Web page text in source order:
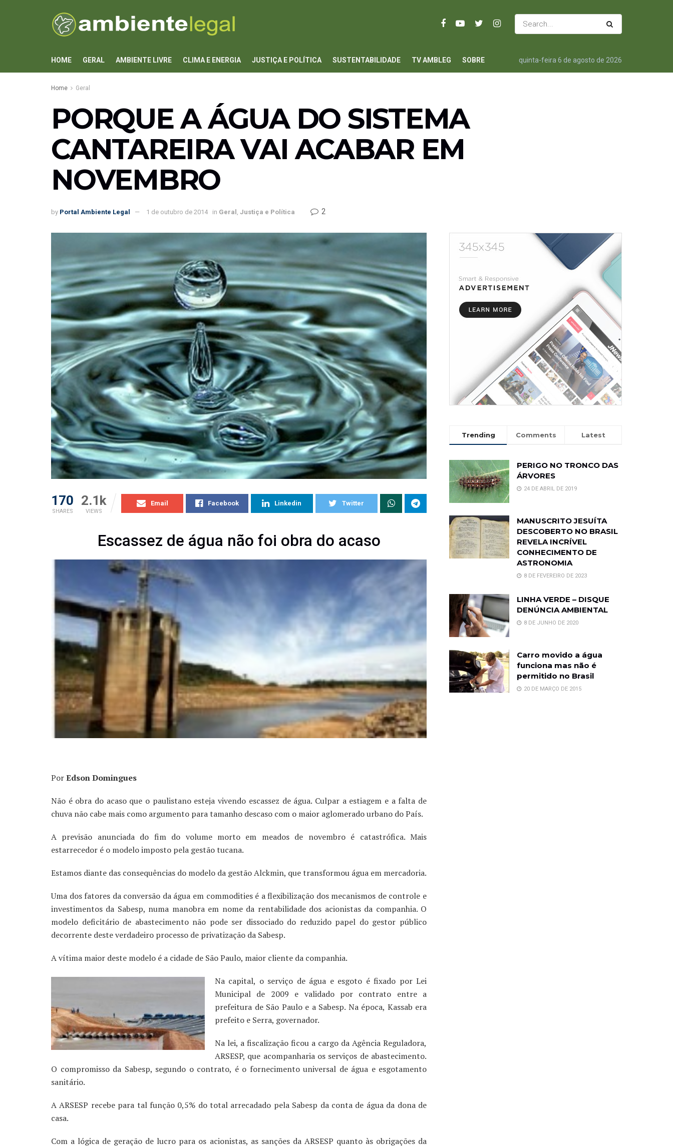
HOME GERAL AMBIENTE LIVRE CLIMA E ENERGIA JUSTIÇA E POLÍTICA SUSTENTABILIDADE TV AMBLEG SOBRE quinta-feira 6 de agosto de 2026
Home Geral
PORQUE A ÁGUA DO SISTEMA
CANTAREIRA VAI ACABAR EM
NOVEMBRO
by Portal Ambiente Legal 1 de outubro de 2014 in Geral , Justiça e Política 2
170
SHARES
2.1k
VIEWS
Email Facebook Linkedin Twitter
Escassez de água não foi obra do acaso
PorEdson Domingues
Não é obra do acaso que o paulistano esteja vivendo escassez de água. Culpar a estiagem e a falta de
chuva não cabe mais como argumento para tamanho descaso com o maior aglomerado urbano do País.
A previsão anunciada do fim do volume morto em meados de novembro é catastrófica. Mais
estarrecedor é o modelo imposto pela gestão tucana.
Estamos diante das consequências do modelo da gestão Alckmin, que transformou água em mercadoria.
Uma dos fatores da conversão da água em commodities é a flexibilização dos mecanismos de controle e
investimentos da Sabesp, numa manobra em nome da rentabilidade dos acionistas da companhia. O
modelo deficitário de abastecimento não pode ser dissociado do reduzido papel do gestor público
decorrente deste verdadeiro processo de privatização da Sabesp.
A vítima maior deste modelo é a cidade de São Paulo, maior cliente da companhia.
Na capital, o serviço de água e esgoto é fixado por Lei
Municipal de 2009 e validado por contrato entre a
prefeitura de São Paulo e a Sabesp. Na época, Kassab era
prefeito e Serra, governador.
Na lei, a fiscalização ficou a cargo da Agência Reguladora,
ARSESP, que acompanharia os serviços de abastecimento.
O compromisso da Sabesp, segundo o contrato, é o fornecimento universal de água e esgotamento
sanitário.
A ARSESP recebe para tal função 0,5% do total arrecadado pela Sabesp da conta de água da dona de
casa.
Com a lógica de geração de lucro para os acionistas, as sanções da ARSESP quanto às obrigações da
Trending Comments Latest
PERIGO NO TRONCO DAS
ÁRVORES
24 DE ABRIL DE 2019
MANUSCRITO JESUÍTA
DESCOBERTO NO BRASIL
REVELA INCRÍVEL
CONHECIMENTO DE
ASTRONOMIA
8 DE FEVEREIRO DE 2023
LINHA VERDE – DISQUE
DENÚNCIA AMBIENTAL
8 DE JUNHO DE 2020
Carro movido a água
funciona mas não é
permitido no Brasil
20 DE MARÇO DE 2015